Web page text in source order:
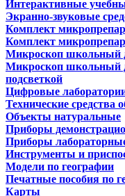
Интерактивные
Экранно-звуковые
Комплект
Комплект
Микроскоп школьный
Микроскоп школьный
подсветкой
Цифровые
Технические средства
Объекты натуральные
Приборы
Приборы
Инструменты и
Модели по географии
Печатные пособия по
Карты